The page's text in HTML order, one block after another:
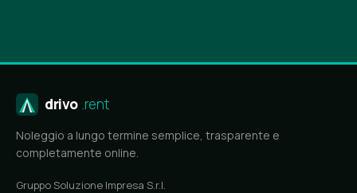
drivo .rent
Noleggio a lungo termine semplice, trasparente e
completamente online.
Gruppo Soluzione Impresa S.r.l.